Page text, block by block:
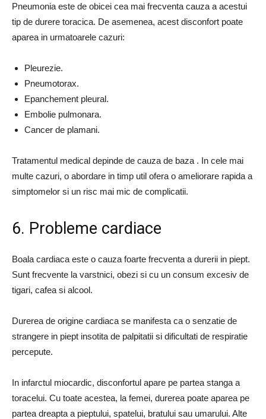
Pneumonia este de obicei cea mai frecventa cauza a acestui
tip de durere toracica. De asemenea, acest disconfort poate
aparea in urmatoarele cazuri:
Pleurezie.
Pneumotorax.
Epanchement pleural.
Embolie pulmonara.
Cancer de plamani.
Tratamentul medical depinde de cauza de baza . In cele mai
multe cazuri, o abordare in timp util ofera o ameliorare rapida a
simptomelor si un risc mai mic de complicatii.
6. Probleme cardiace
Boala cardiaca este o cauza foarte frecventa a durerii in piept.
Sunt frecvente la varstnici, obezi si cu un consum excesiv de
tigari, cafea si alcool.
Durerea de origine cardiaca se manifesta ca o senzatie de
strangere in piept insotita de palpitatii si dificultati de respiratie
percepute.
In infarctul miocardic, disconfortul apare pe partea stanga a
toracelui. Cu toate acestea, la femei, durerea poate aparea pe
partea dreapta a pieptului, spatelui, bratului sau umarului. Alte